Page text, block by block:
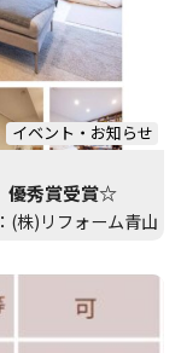
イベント・お知らせ
優秀賞受賞☆
(株)リフォーム青山